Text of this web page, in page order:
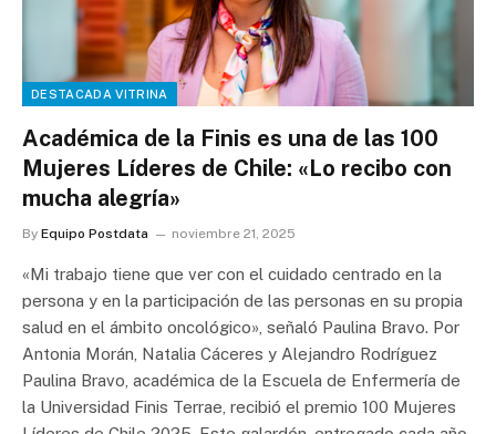
DESTACADA VITRINA
Académica de la Finis es una de las 100
Mujeres Líderes de Chile: «Lo recibo con
mucha alegría»
By Equipo Postdata noviembre 21, 2025
«Mi trabajo tiene que ver con el cuidado centrado en la
persona y en la participación de las personas en su propia
salud en el ámbito oncológico», señaló Paulina Bravo. Por
Antonia Morán, Natalia Cáceres y Alejandro Rodríguez
Paulina Bravo, académica de la Escuela de Enfermería de
la Universidad Finis Terrae, recibió el premio 100 Mujeres